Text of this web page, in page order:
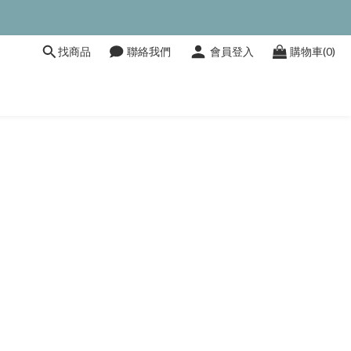
找商品 聯絡我們 會員登入 購物車(0)